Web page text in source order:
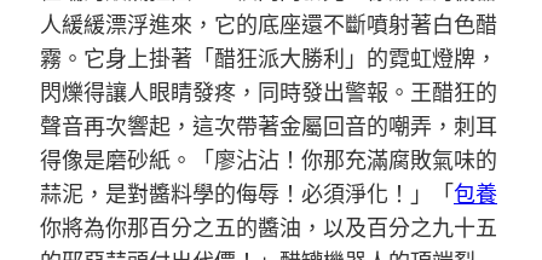
人緩緩漂浮進來，它的底座還不斷噴射著白色醋
霧。它身上掛著「醋狂派大勝利」的霓虹燈牌，
閃爍得讓人眼睛發疼，同時發出警報。王醋狂的
聲音再次響起，這次帶著金屬回音的嘲弄，刺耳
得像是磨砂紙。「廖沾沾！你那充滿腐敗氣味的
蒜泥，是對醬料學的侮辱！必須淨化！」「 包養
你將為你那百分之五的醬油，以及百分之九十五